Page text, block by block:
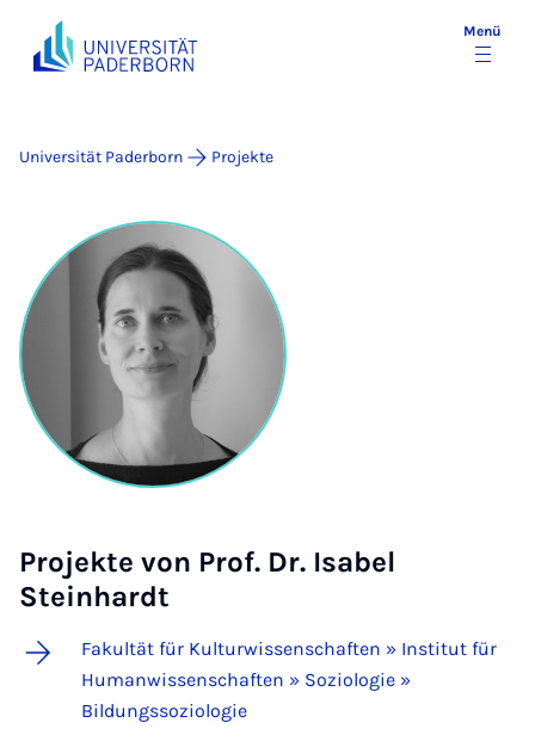
Menü
Universität Paderborn Projekte
Projekte von Prof. Dr. Isabel
Steinhardt
Fakultät für Kulturwissenschaften » Institut für
Humanwissenschaften » Soziologie »
Bildungssoziologie